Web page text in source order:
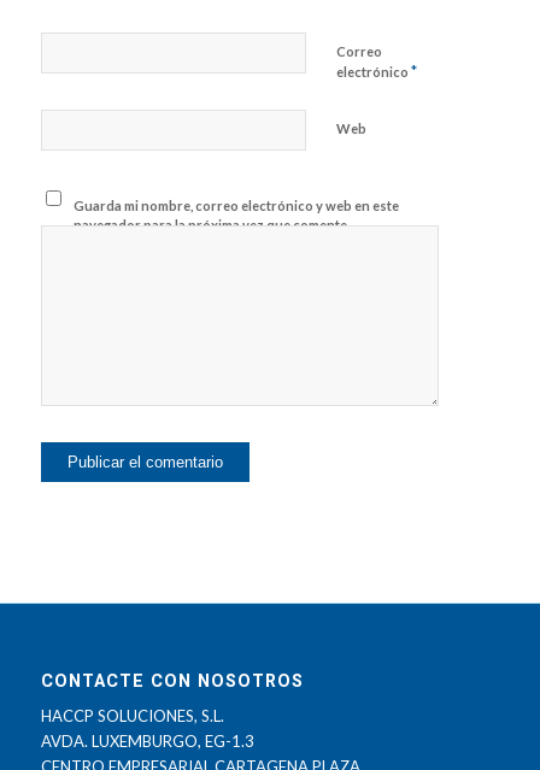
Correo
electrónico *
Web
Guarda mi nombre, correo electrónico y web en este
navegador para la próxima vez que comente.
CONTACTE CON NOSOTROS
HACCP SOLUCIONES, S.L.
AVDA. LUXEMBURGO, EG-1.3